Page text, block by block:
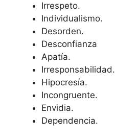
Irrespeto.
Individualismo.
Desorden.
Desconfianza
Apatía.
Irresponsabilidad.
Hipocresía.
Incongruente.
Envidia.
Dependencia.